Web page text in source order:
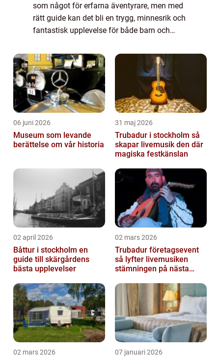
som något för erfarna äventyrare, men med
rätt guide kan det bli en trygg, minnesrik och
fantastisk upplevelse för både barn och
06 juni 2026
Museum som levande
berättelse om vår historia
31 maj 2026
Trubadur i stockholm så
skapar livemusik den där
magiska festkänslan
02 april 2026
Båttur i stockholm en
guide till skärgårdens
bästa upplevelser
02 mars 2026
Trubadur företagsevent
så lyfter livemusiken
stämningen på nästa
02 mars 2026 07 januari 2026